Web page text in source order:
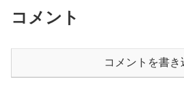
コメント
コメントを書き